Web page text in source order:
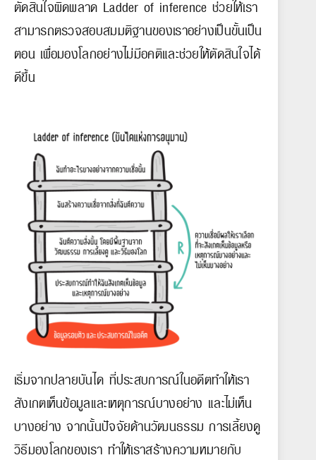
ตัดสินใจผิดพลาด Ladder of inference ช่วยให้เรา
สามารถตรวจสอบสมมติฐานของเราอย่างเป็นขั้นเป็น
ตอน เพื่อมองโลกอย่างไม่มีอคติและช่วยให้ตัดสินใจได้
ดีขึ้น
เริ่มจากปลายบันได ที่ประสบการณ์ในอดีตทำให้เรา
สังเกตเห็นข้อมูลและเหตุการณ์บางอย่าง และไม่เห็น
บางอย่าง จากนั้นปัจจัยด้านวัฒนธรรม การเลี้ยงดู
วิธีมองโลกของเรา ทำให้เราสร้างความหมายกับ